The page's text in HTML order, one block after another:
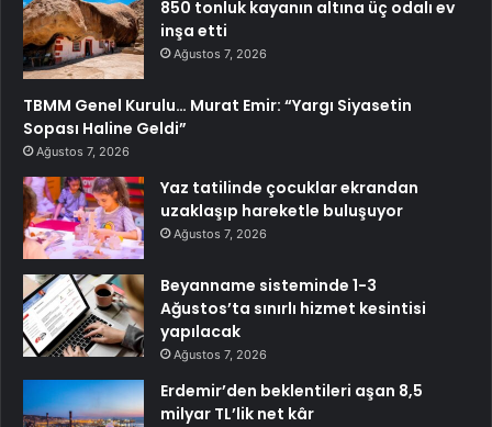
850 tonluk kayanın altına üç odalı ev
inşa etti
Ağustos 7, 2026
TBMM Genel Kurulu… Murat Emir: “Yargı Siyasetin
Sopası Haline Geldi”
Ağustos 7, 2026
Yaz tatilinde çocuklar ekrandan
uzaklaşıp hareketle buluşuyor
Ağustos 7, 2026
Beyanname sisteminde 1-3
Ağustos’ta sınırlı hizmet kesintisi
yapılacak
Ağustos 7, 2026
Erdemir’den beklentileri aşan 8,5
milyar TL’lik net kâr